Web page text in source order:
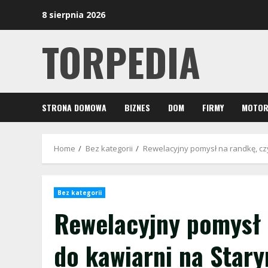
8 sierpnia 2026
TORPEDIA
STRONA DOMOWA BIZNES DOM FIRMY
Home Bez kategorii Rewelacyjny pomysł na randkę,
Bez kategorii
Rewelacyjny
do kawiarni na